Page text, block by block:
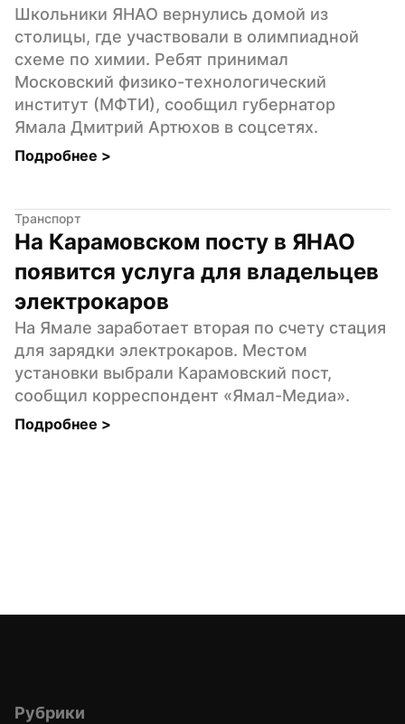
Школьники ЯНАО вернулись домой из
столицы, где участвовали в олимпиадной
схеме по химии. Ребят принимал
Московский физико-технологический
институт (МФТИ), сообщил губернатор
Ямала Дмитрий Артюхов в соцсетях.
Подробнее >
Транспорт
На Карамовском посту в ЯНАО
появится услуга для владельцев
электрокаров
На Ямале заработает вторая по счету стация
для зарядки электрокаров. Местом
установки выбрали Карамовский пост,
сообщил корреспондент «Ямал-Медиа».
Подробнее >
Рубрики